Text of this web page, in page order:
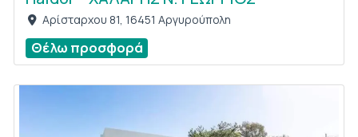
Αρίσταρχου 81, 16451 Αργυρούπολη
Θέλω προσφορά